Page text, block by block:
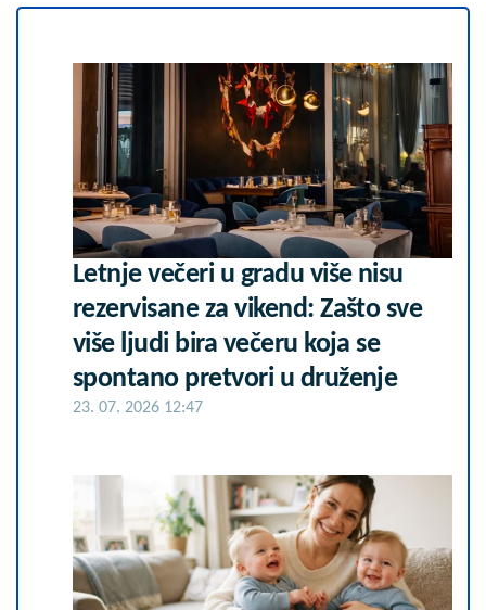
Letnje večeri u gradu više nisu
rezervisane za vikend: Zašto sve
više ljudi bira večeru koja se
spontano pretvori u druženje
23. 07. 2026 12:47